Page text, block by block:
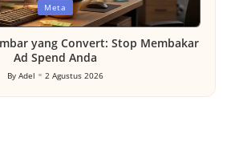
Meta
yang Convert: Stop Membakar
Ad Spend Anda
Posted
by
By Adel 2 Agustus 2026